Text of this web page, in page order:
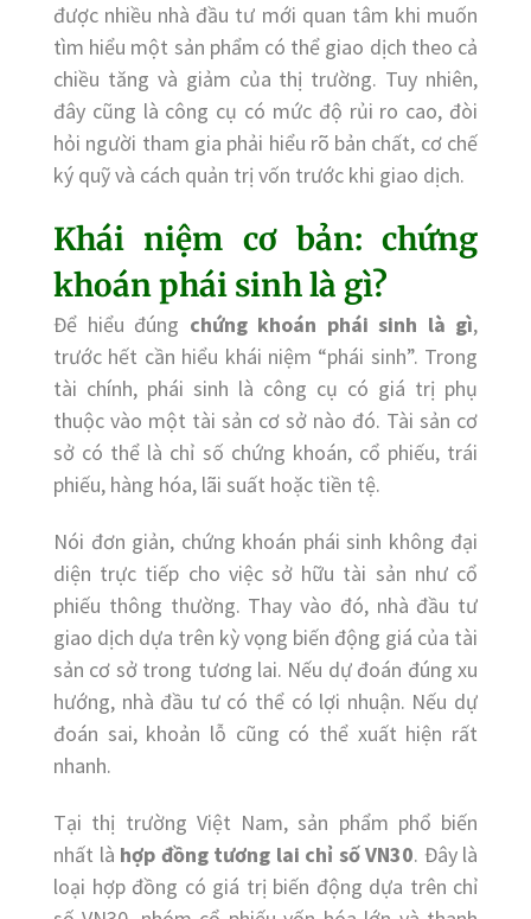
được nhiều nhà đầu tư mới quan tâm khi muốn
tìm hiểu một sản phẩm có thể giao dịch theo cả
chiều tăng và giảm của thị trường. Tuy nhiên,
đây cũng là công cụ có mức độ rủi ro cao, đòi
hỏi người tham gia phải hiểu rõ bản chất, cơ chế
ký quỹ và cách quản trị vốn trước khi giao dịch.
Khái niệm cơ bản: chứng
khoán phái sinh là gì?
Để hiểu đúng chứng khoán phái sinh là gì,
trước hết cần hiểu khái niệm “phái sinh”. Trong
tài chính, phái sinh là công cụ có giá trị phụ
thuộc vào một tài sản cơ sở nào đó. Tài sản cơ
sở có thể là chỉ số chứng khoán, cổ phiếu, trái
phiếu, hàng hóa, lãi suất hoặc tiền tệ.
Nói đơn giản, chứng khoán phái sinh không đại
diện trực tiếp cho việc sở hữu tài sản như cổ
phiếu thông thường. Thay vào đó, nhà đầu tư
giao dịch dựa trên kỳ vọng biến động giá của tài
sản cơ sở trong tương lai. Nếu dự đoán đúng xu
hướng, nhà đầu tư có thể có lợi nhuận. Nếu dự
đoán sai, khoản lỗ cũng có thể xuất hiện rất
nhanh.
Tại thị trường Việt Nam, sản phẩm phổ biến
nhất là hợp đồng tương lai chỉ số VN30. Đây là
loại hợp đồng có giá trị biến động dựa trên chỉ